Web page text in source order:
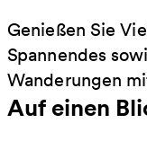
Genießen Sie
Spannendes
Wanderungen
Auf einen